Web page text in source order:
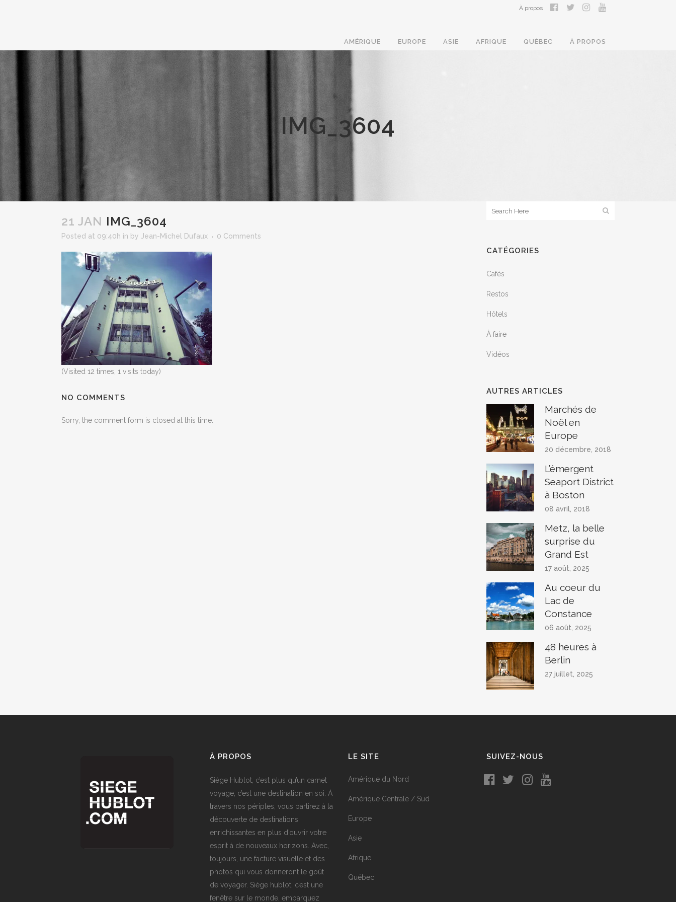
À propos
AMÉRIQUE EUROPE ASIE AFRIQUE QUÉBEC À PROPOS
IMG_3604
21 JAN IMG_3604
Posted at 09:40h in by Jean-Michel Dufaux 0 Comments
(Visited 12 times, 1 visits today)
NO COMMENTS
Sorry, the comment form is closed at this time.
CATÉGORIES
Cafés
Restos
Hôtels
À faire
Vidéos
AUTRES ARTICLES
Marchés de
Noël en
Europe
20 décembre, 2018
L’émergent
Seaport District
à Boston
08 avril, 2018
Metz, la belle
surprise du
Grand Est
17 août, 2025
Au coeur du
Lac de
Constance
06 août, 2025
48 heures à
Berlin
27 juillet, 2025
À PROPOS
Siège Hublot, c’est plus qu’un carnet
voyage, c’est une destination en soi. À
travers nos périples, vous partirez à la
découverte de destinations
enrichissantes en plus d’ouvrir votre
esprit à de nouveaux horizons. Avec,
toujours, une facture visuelle et des
photos qui vous donneront le goût
de voyager. Siège hublot, c’est une
fenêtre sur le monde, embarquez
LE SITE
Amérique du Nord
Amérique Centrale / Sud
Europe
Asie
Afrique
Québec
SUIVEZ-NOUS